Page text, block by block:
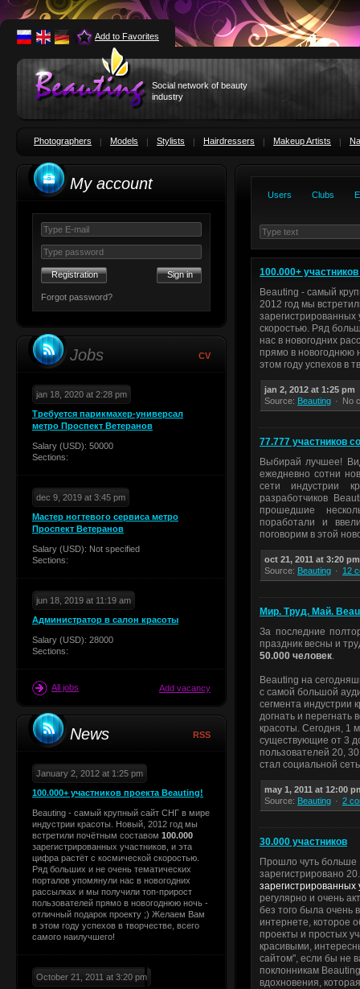
Add to Favorites
Social network of beauty
industry
Photographers Models Stylists Hairdressers Makeup Artists
My account
Registration
Forgot password?
Jobs CV
jan 18, 2020 at 2:28 pm
Требуется парикмахер-универсал
метро Проспект Ветеранов
Salary (USD): 50000
Sections:
dec 9, 2019 at 3:45 pm
Мастер ногтевого сервиса метро
Проспект Ветеранов
Salary (USD): Not specified
Sections:
jun 18, 2019 at 11:19 am
Администратор в салон красоты
Salary (USD): 28000
Sections:
All jobs Add vacancy
RSS
News
January 2, 2012 at 1:25 pm
100.000+ участников проекта Beauting!
Beauting - самый крупный сайт СНГ в мире
индустрии красоты. Новый, 2012 год мы
встретили почётным составом 100.000
зарегистрированных участников, и эта
цифра растёт с космической скоростью.
Ряд больших и не очень тематических
порталов упомянули нас в новогодних
рассылках и мы получили топ-прирост
пользователей прямо в новогоднюю ночь -
отличный подарок проекту ;) Желаем Вам
в этом году успехов в творчестве, всего
самого наилучшего!
October 21, 2011 at 3:20 pm
Users Clubs
100.000+
Beauting - самый
2012 год мы
зарегистрированных
скоростью. Ряд
нас в новогодних
прямо в новогоднюю
этом году успехов в
jan 2, 2012 at 1:25 pm
Source: Beauting No
77.777 участников
Выбирай лучшее!
ежедневно сотни
сети индустрии
разработчиков
прошедшие
поработали и
поговорим в этой
oct 21, 2011 at 3:20 pm
Source: Beauting 12
Мир. Труд. Май.
За последние
праздник весны и
50.000 человек.
Beauting на
с самой большой
сегмента индустрии
догнать и
красоты. Сегодня, 1
существующие от 3
пользователей 20,
стал социальной
may 1, 2011 at 12:00
Source: Beauting 2
30.000 участников
Прошло чуть больше
зарегистрировано
зарегистрированных
регулярно и очень
без того была очень
интернете, которое
проекты и простых
красивыми,
сайтом", если бы не
поклонникам
вдохновения,